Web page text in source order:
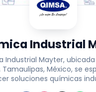
Industrial
Industrial Mayter,
Tamaulipas, México, se
soluciones químicas